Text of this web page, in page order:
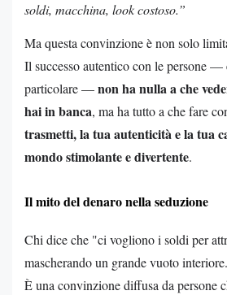
soldi, macchina, look costoso.”
Ma questa convinzione è non solo
Il successo autentico con le persone
particolare —non ha nulla a che
hai in banca, ma ha tutto a che fare
trasmetti, la tua autenticità e la tua
mondo stimolante e divertente.
Il mito del denaro nella seduzione
Chi dice che "ci vogliono i soldi per
mascherando un grande vuoto interiore.
È una convinzione diffusa da persone